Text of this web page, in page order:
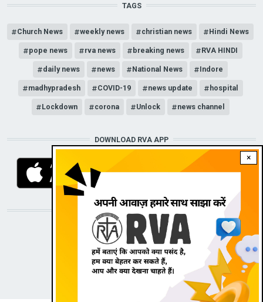
×
TAGS
Church News weekly news christian news Hindi News
pope news rva news breaking news RVA HINDI
daily news news National News Indore
madhypradesh COVID-19 news update hospital
Lockdown corona Unlock news channel
DOWNLOAD RVA APP
STAY CONNECTED WITH US!